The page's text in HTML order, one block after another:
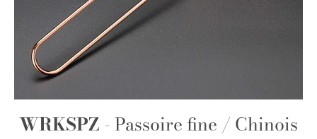
WRKSPZ - Passoire fine / Chinois